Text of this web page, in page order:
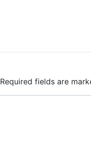
Required fields are